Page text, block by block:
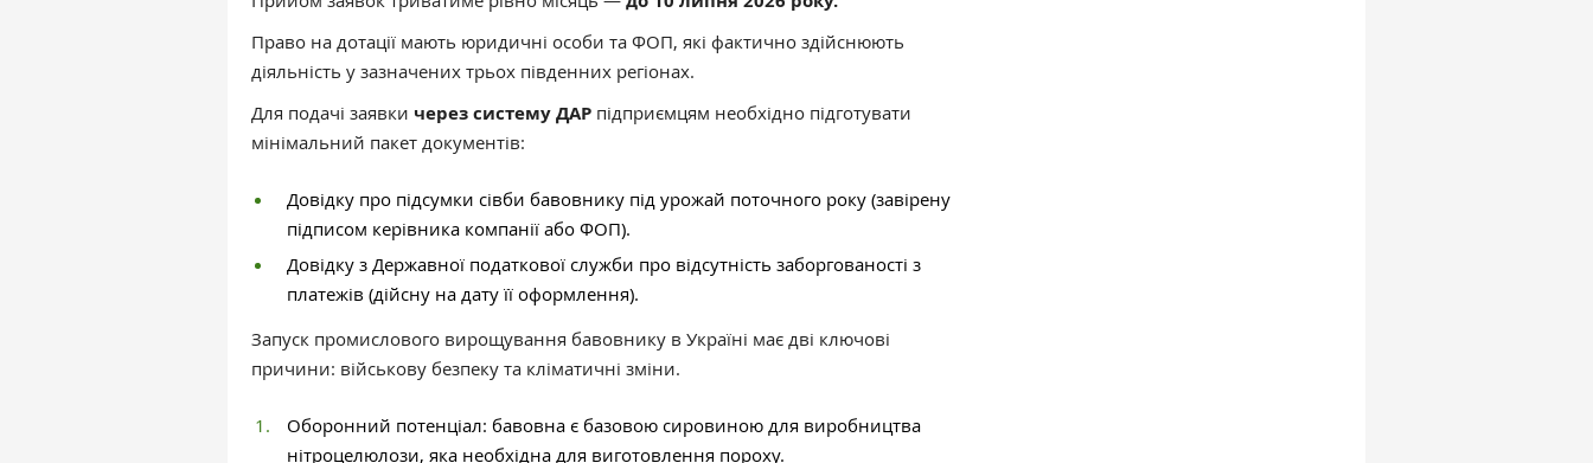
Право на дотації мають юридичні особи та ФОП, які фактично здійснюють
діяльність у зазначених трьох південних регіонах.
Для подачі заявки через систему ДАР підприємцям необхідно підготувати
мінімальний пакет документів:
Довідку про підсумки сівби бавовнику під урожай поточного року (завірену
підписом керівника компанії або ФОП).
Довідку з Державної податкової служби про відсутність заборгованості з
платежів (дійсну на дату її оформлення).
Запуск промислового вирощування бавовнику в Україні має дві ключові
причини: військову безпеку та кліматичні зміни.
Оборонний потенціал: бавовна є базовою сировиною для виробництва
нітроцелюлози, яка необхідна для виготовлення пороху.